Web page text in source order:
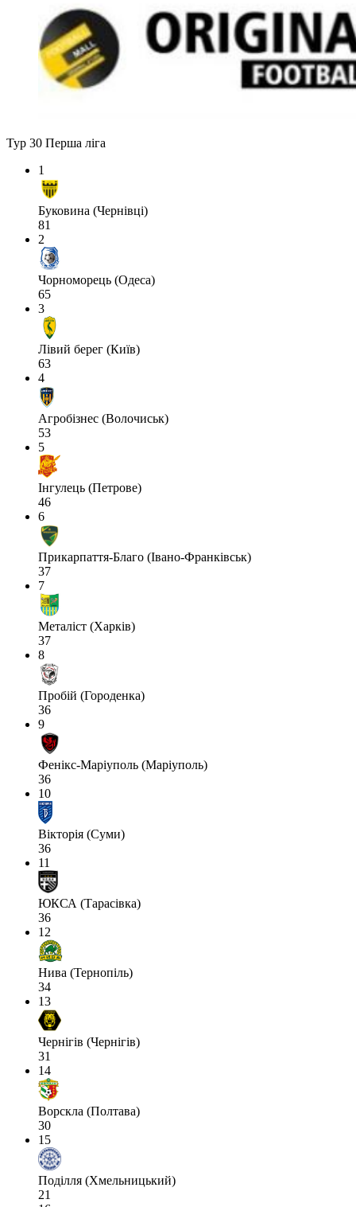
Тур 30 Перша ліга
1
Буковина (Чернівці)
81
2
Чорноморець (Одеса)
65
3
Лівий берег (Київ)
63
4
Агробізнес (Волочиськ)
53
5
Інгулець (Петрове)
46
6
Прикарпаття-Благо (Івано-Франківськ)
37
7
Металіст (Харків)
37
8
Пробій (Городенка)
36
9
Фенікс-Маріуполь (Маріуполь)
36
10
Вікторія (Суми)
36
11
ЮКСА (Тарасівка)
36
12
Нива (Тернопіль)
34
13
Чернігів (Чернігів)
31
14
Ворскла (Полтава)
30
15
Поділля (Хмельницький)
21